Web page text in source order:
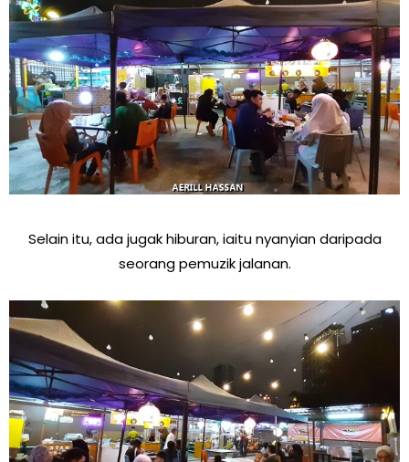
Selain itu, ada jugak hiburan, iaitu nyanyian daripada
seorang pemuzik jalanan.